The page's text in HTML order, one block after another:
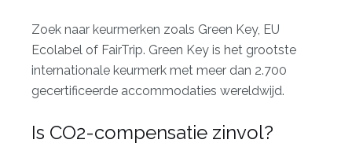
Zoek naar keurmerken zoals Green Key, EU
Ecolabel of FairTrip. Green Key is het grootste
internationale keurmerk met meer dan 2.700
gecertificeerde accommodaties wereldwijd.
Is CO2-compensatie zinvol?